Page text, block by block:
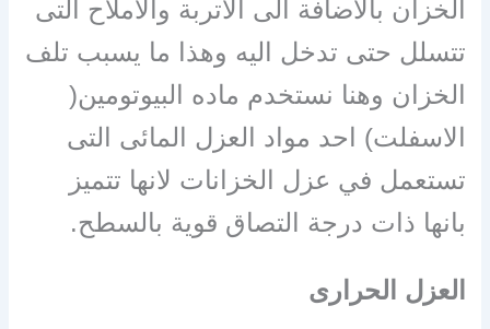
الخزان بالاضافة الى الاتربة والاملاح التى
تتسلل حتى تدخل اليه وهذا ما يسبب تلف
الخزان وهنا نستخدم ماده البيوتومين(
الاسفلت) احد مواد العزل المائى التى
تستعمل في عزل الخزانات لانها تتميز
بانها ذات درجة التصاق قوية بالسطح.
العزل الحرارى